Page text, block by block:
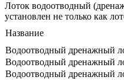
Лоток водоотводный
установлен не только как
Название
Водоотводный дренажный
Водоотводный дренажный
Водоотводный дренажный